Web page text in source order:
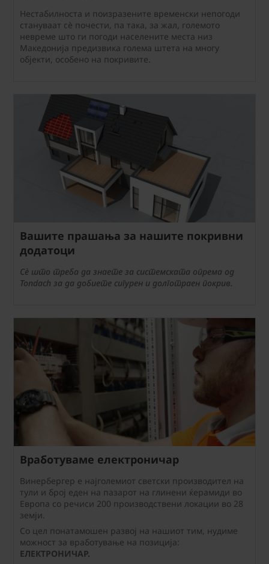
Нестабилноста и поизразените временски непогоди
стануваат сè почести, па така, за жал, големото
невреме што ги погоди населените места низ
Македонија предизвика голема штета на многу
објекти, особено на покривите.
Вашите прашања за нашите покривни
додатоци
Сè што треба да знаете за системската опрема од
Tondach за да добиете сигурен и долготраен покрив.
Вработуваме електроничар
Винербергер е најголемиот светски производител на
тули и број еден на пазарот на глинени ќерамиди во
Европа со речиси 200 производствени локации во 28
земји.
Со цел понатамошен развој на нашиот тим, нудиме
можност за вработување на позиција:
ЕЛЕКТРОНИЧАР.